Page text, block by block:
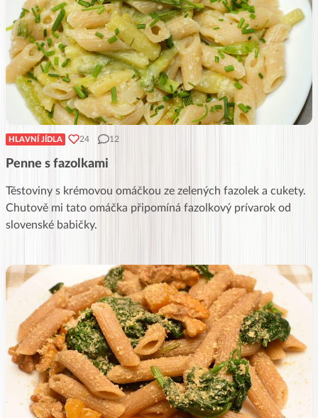
HLAVNÍ JÍDLA 24 12
Penne s fazolkami
Těstoviny s krémovou omáčkou ze zelených fazolek a cukety.
Chutově mi tato omáčka připomíná fazolkový prívarok od
slovenské babičky.